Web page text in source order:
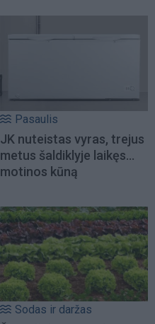
Pasaulis
JK nuteistas vyras, trejus
metus šaldiklyje laikęs...
motinos kūną
Sodas ir daržas